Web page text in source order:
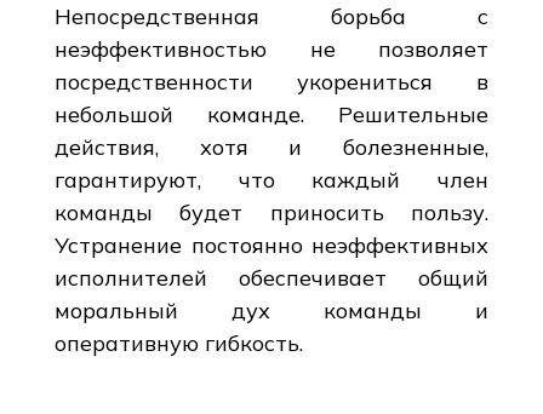
Непосредственная борьба с
неэффективностью не позволяет
посредственности укорениться в
небольшой команде. Решительные
действия, хотя и болезненные,
гарантируют, что каждый член
команды будет приносить пользу.
Устранение постоянно неэффективных
исполнителей обеспечивает общий
моральный дух команды и
оперативную гибкость.